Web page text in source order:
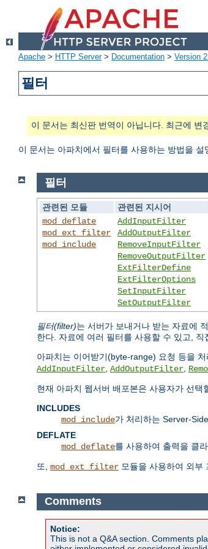
Apache > HTTP Server> Documentation > Version
필터
이 문서는 최신판 번역이 아닙니다. 최근에 변
이 문서는 아파치에서 필터를 사용하는 방법을 설
필터
관련된 모듈
관련된 지시어
mod_deflate
mod_ext_filter
mod_include
AddInputFilter
AddOutputFilter
RemoveInputFilter
RemoveOutputFilter
ExtFilterDefine
ExtFilterOptions
SetInputFilter
SetOutputFilter
필터(filter)는 서버가 보내거나 받는 자료에
한다. 자료에 여러 필터를 사용할 수 있고, 직
아파치는 이어받기(byte-range) 요청 등을
AddInputFilter AddOutputFilter
현재 아파치 웹서버 배포본은 사용자가 선택
INCLUDES
mod_include가 처리하는 Server-
DEFLATE
mod_deflate를 사용하여 출력을 클
또, mod_ext_filter 모듈을 사용하여 외부
Comments
Notice:
This is not a Q&A section. Comments